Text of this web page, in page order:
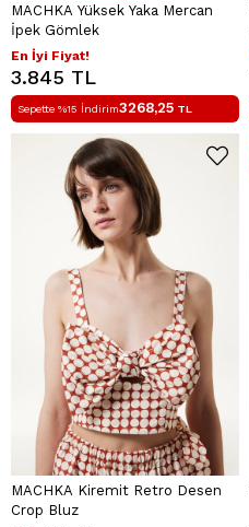
MACHKA Yüksek Yaka Mercan
İpek Gömlek
En İyi Fiyat!
3.845 TL
Sepette %15 İndirim3268,25 TL
MACHKA Kiremit Retro Desen
Crop Bluz